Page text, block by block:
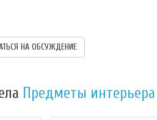
НА ОБСУЖДЕНИЕ
Предметы интерьера